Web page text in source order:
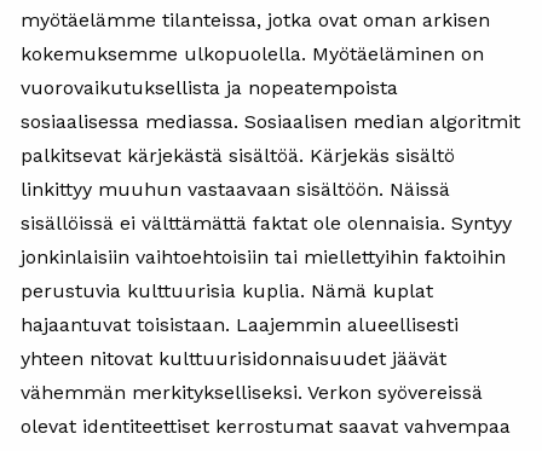
myötäelämme tilanteissa, jotka ovat oman arkisen
kokemuksemme ulkopuolella. Myötäeläminen on
vuorovaikutuksellista ja nopeatempoista
sosiaalisessa mediassa. Sosiaalisen median algoritmit
palkitsevat kärjekästä sisältöä. Kärjekäs sisältö
linkittyy muuhun vastaavaan sisältöön. Näissä
sisällöissä ei välttämättä faktat ole olennaisia. Syntyy
jonkinlaisiin vaihtoehtoisiin tai miellettyihin faktoihin
perustuvia kulttuurisia kuplia. Nämä kuplat
hajaantuvat toisistaan. Laajemmin alueellisesti
yhteen nitovat kulttuurisidonnaisuudet jäävät
vähemmän merkitykselliseksi. Verkon syövereissä
olevat identiteettiset kerrostumat saavat vahvempaa